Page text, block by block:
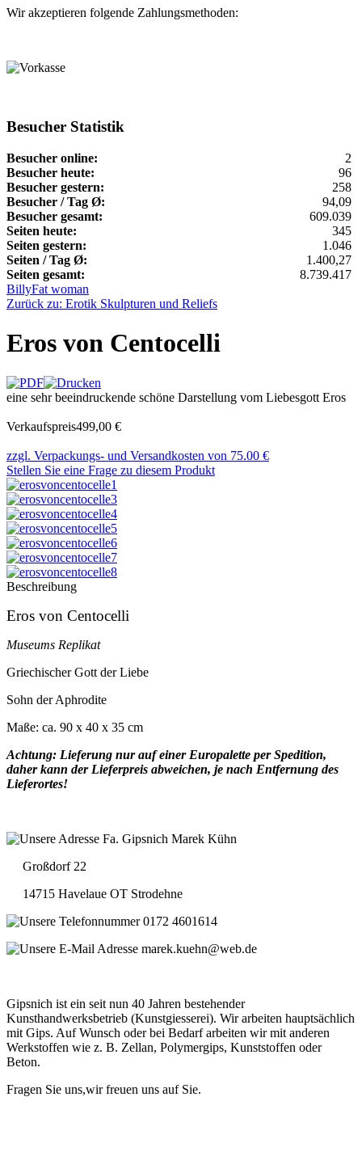
Wir akzeptieren folgende Zahlungsmethoden:
Besucher Statistik
Besucher online:
2
Besucher heute:
96
Besucher gestern:
258
Besucher / Tag Ø:
94,09
Besucher gesamt:
609.039
Seiten heute:
345
Seiten gestern:
1.046
Seiten / Tag Ø:
1.400,27
Seiten gesamt:
8.739.417
BillyFat woman
Zurück zu: Erotik Skulpturen und Reliefs
Eros von Centocelli
eine sehr beeindruckende schöne Darstellung vom Liebesgott Eros
Verkaufspreis499,00 €
zzgl. Verpackungs- und Versandkosten von 75.00 €
Stellen Sie eine Frage zu diesem Produkt
Beschreibung
Eros von Centocelli
Museums Replikat
Griechischer Gott der Liebe
Sohn der Aphrodite
Maße: ca. 90 x 40 x 35 cm
Achtung: Lieferung nur auf einer Europalette per Spedition,
daher kann der Lieferpreis abweichen, je nach Entfernung des
Lieferortes!
Fa. Gipsnich Marek Kühn
Großdorf 22
14715 Havelaue OT Strodehne
0172 4601614
marek.kuehn@web.de
Gipsnich ist ein seit nun 40 Jahren bestehender
Kunsthandwerksbetrieb (Kunstgiesserei). Wir arbeiten hauptsächlich
mit Gips. Auf Wunsch oder bei Bedarf arbeiten wir mit anderen
Werkstoffen wie z. B. Zellan, Polymergips, Kunststoffen oder
Beton.
Fragen Sie uns,wir freuen uns auf Sie.